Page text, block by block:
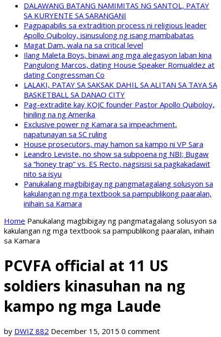
DALAWANG BATANG NAMIMITAS NG SANTOL, PATAY
SA KURYENTE SA SARANGANI
Pagpapabilis sa extradition process ni religious leader
Apollo Quiboloy, isinusulong ng isang mambabatas
Magat Dam, wala na sa critical level
Ilang Maleta Boys, binawi ang mga alegasyon laban kina
Pangulong Marcos, dating House Speaker Romualdez at
dating Congressman Co
LALAKI, PATAY SA SAKSAK DAHIL SA ALITAN SA TAYA SA
BASKETBALL SA DANAO CITY
Pag-extradite kay KOJC founder Pastor Apollo Quiboloy,
hiniling na ng Amerika
Exclusive power ng Kamara sa impeachment,
napatunayan sa SC ruling
House prosecutors, may hamon sa kampo ni VP Sara
Leandro Leviste, no show sa subpoena ng NBI; Bugaw
sa “honey trap” vs. ES Recto, nagsisisi sa pagkakadawit
nito sa isyu
Panukalang magbibigay ng pangmatagalang solusyon sa
kakulangan ng mga textbook sa pampublikong paaralan,
inihain sa Kamara
Home Panukalang magbibigay ng pangmatagalang solusyon sa
kakulangan ng mga textbook sa pampublikong paaralan, inihain
sa Kamara
PCVFA official at 11 US
soldiers kinasuhan na ng
kampo ng mga Laude
by DWIZ 882 December 15, 2015 0 comment